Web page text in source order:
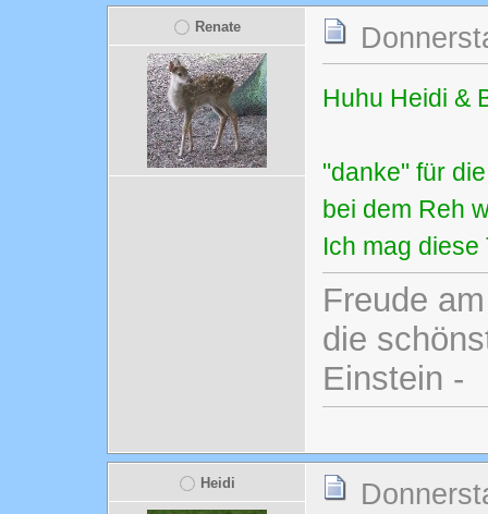
Renate
Huhu Heidi &
"danke" für
bei dem Reh
Ich mag diese
Freude
die
Einstein -
Heidi